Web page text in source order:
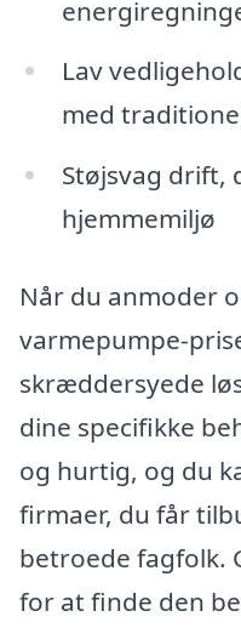
Lav
med
Støjsvag drift,
hjemmemiljø
Når du anmoder
varmepumpe-
skræddersyede
dine specifikke
og hurtig, og du
firmaer, du får
betroede fagfolk.
for at finde den